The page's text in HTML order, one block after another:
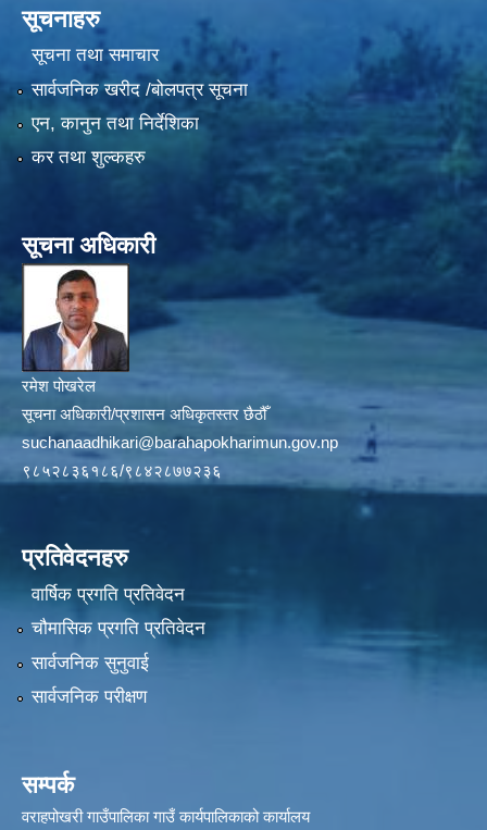
सूचनाहरु
सूचना तथा समाचार
सार्वजनिक खरीद /बोलपत्र सूचना
एन, कानुन तथा निर्देशिका
कर तथा शुल्कहरु
सूचना अधिकारी
रमेश पोखरेल
सूचना अधिकारी/प्रशासन अधिकृतस्तर छैठौँ
suchanaadhikari@barahapokharimun.gov.np
९८५२८३६१८६/९८४२८७७२३६
प्रतिवेदनहरु
वार्षिक प्रगति प्रतिवेदन
चौमासिक प्रगति प्रतिवेदन
सार्वजनिक सुनुवाई
सार्वजनिक परीक्षण
सम्पर्क
वराहपोखरी गाउँपालिका गाउँ कार्यपालिकाको कार्यालय